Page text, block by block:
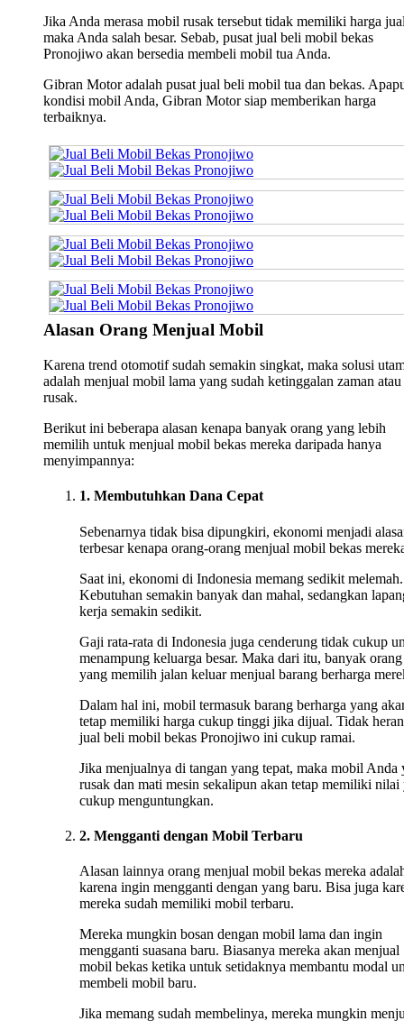
Jika Anda merasa mobil rusak tersebut tidak memiliki harga
maka Anda salah besar. Sebab, pusat jual beli mobil bekas
Pronojiwo akan bersedia membeli mobil tua Anda.
Gibran Motor adalah pusat jual beli mobil tua dan bekas.
kondisi mobil Anda, Gibran Motor siap memberikan harga
terbaiknya.
Alasan Orang Menjual Mobil
Karena trend otomotif sudah semakin singkat, maka solusi
adalah menjual mobil lama yang sudah ketinggalan zaman atau
rusak.
Berikut ini beberapa alasan kenapa banyak orang yang lebih
memilih untuk menjual mobil bekas mereka daripada hanya
menyimpannya:
1. Membutuhkan Dana Cepat
Sebenarnya tidak bisa dipungkiri, ekonomi menjadi
terbesar kenapa orang-orang menjual mobil bekas
Saat ini, ekonomi di Indonesia memang sedikit melemah.
Kebutuhan semakin banyak dan mahal, sedangkan
kerja semakin sedikit.
Gaji rata-rata di Indonesia juga cenderung tidak cukup
menampung keluarga besar. Maka dari itu, banyak orang
yang memilih jalan keluar menjual barang berharga
Dalam hal ini, mobil termasuk barang berharga yang
tetap memiliki harga cukup tinggi jika dijual. Tidak
jual beli mobil bekas Pronojiwo ini cukup ramai.
Jika menjualnya di tangan yang tepat, maka mobil Anda
rusak dan mati mesin sekalipun akan tetap memiliki nilai
cukup menguntungkan.
2. Mengganti dengan Mobil Terbaru
Alasan lainnya orang menjual mobil bekas mereka
karena ingin mengganti dengan yang baru. Bisa juga
mereka sudah memiliki mobil terbaru.
Mereka mungkin bosan dengan mobil lama dan ingin
mengganti suasana baru. Biasanya mereka akan menjual
mobil bekas ketika untuk setidaknya membantu modal
membeli mobil baru.
Jika memang sudah membelinya, mereka mungkin